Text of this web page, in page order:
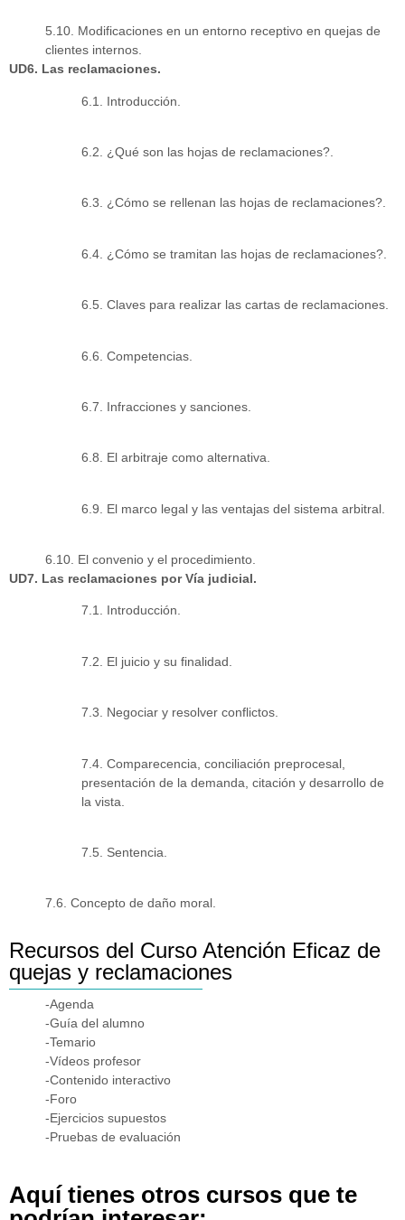
5.10. Modificaciones en un entorno receptivo en quejas de
clientes internos.
UD6. Las reclamaciones.
6.1. Introducción.
6.2. ¿Qué son las hojas de reclamaciones?.
6.3. ¿Cómo se rellenan las hojas de reclamaciones?.
6.4. ¿Cómo se tramitan las hojas de reclamaciones?.
6.5. Claves para realizar las cartas de reclamaciones.
6.6. Competencias.
6.7. Infracciones y sanciones.
6.8. El arbitraje como alternativa.
6.9. El marco legal y las ventajas del sistema arbitral.
6.10. El convenio y el procedimiento.
UD7. Las reclamaciones por Vía judicial.
7.1. Introducción.
7.2. El juicio y su finalidad.
7.3. Negociar y resolver conflictos.
7.4. Comparecencia, conciliación preprocesal,
presentación de la demanda, citación y desarrollo de
la vista.
7.5. Sentencia.
7.6. Concepto de daño moral.
Recursos del Curso Atención Eficaz de
quejas y reclamaciones
-Agenda
-Guía del alumno
-Temario
-Vídeos profesor
-Contenido interactivo
-Foro
-Ejercicios supuestos
-Pruebas de evaluación
Aquí tienes otros cursos que te